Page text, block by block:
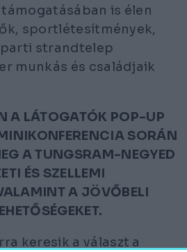
is élen
sportlétesítmények,
strandtelep
munkás és családjaik
A LÁTOGATÓK POP-UP
SORÁN
A TUNGSRAM-NEGYED
ÉS SZELLEMI
A JÖVŐBELI
keresik a választ a